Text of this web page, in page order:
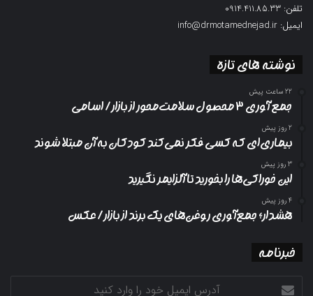
تلفن: 0914.411.85.33
ایمیل: info@drmotamednejad.ir
نوشته های تازه
22 ساعت پیش
جمع آوری ۳ محصول سلامت‌محور از بازار/ اسامی
2 روز پیش
بیماری‌ای که کسی فکر نمی‌کند کودکان به آن مبتلا شوند
3 روز پیش
این خوراکی‌ها را بخورید تا آلزایمر نگیرید
4 روز پیش
هشدار؛ جمع‌آوری روغن‌های یک برند از بازار/ عکس
خبرنامه
آدرس